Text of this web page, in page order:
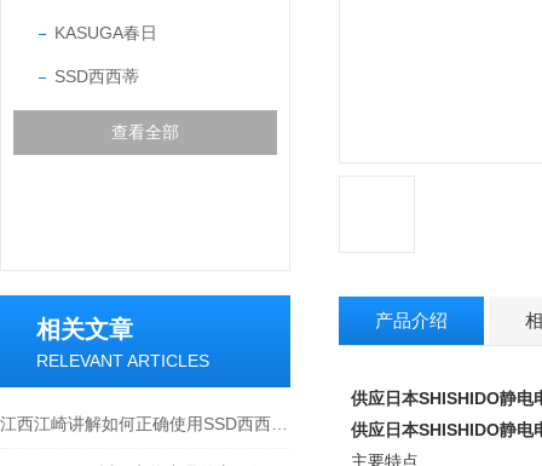
KASUGA春日
SSD西西蒂
查看全部
相关文章
RELEVANT ARTICLES
产品介绍
供应日本SHISHIDO静电
供应日本SHISHIDO静电
主要特点